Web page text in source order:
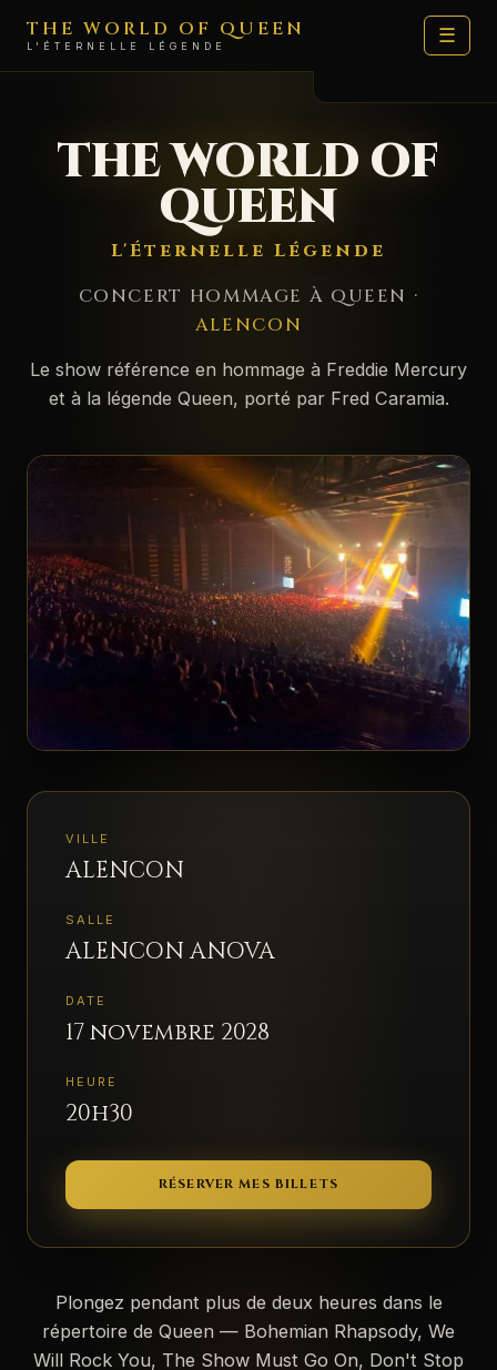
THE WORLD OF QUEEN
L'ÉTERNELLE LÉGENDE ☰
DATES
FAN ZONE
MÉDIAS
MOI
CONTACT PROD
ESPACE PRO
THE WORLD OF
QUEEN
L'Éternelle Légende
CONCERT HOMMAGE À QUEEN ·
ALENCON
Le show référence en hommage à Freddie Mercury
et à la légende Queen, porté par Fred Caramia.
VILLE
ALENCON
SALLE
ALENCON ANOVA
DATE
17 novembre 2028
HEURE
20h30
RÉSERVER MES BILLETS
Plongez pendant plus de deux heures dans le
répertoire de Queen — Bohemian Rhapsody, We
Will Rock You, The Show Must Go On, Don't Stop